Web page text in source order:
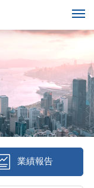
業績報告